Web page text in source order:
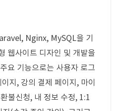
Nginx, MySQL을 기
웹사이트 디자인 및 개발을
요 기능으로는 사용자 로그
지, 강의 결제 페이지, 마이
불신청, 내 정보 수정, 1:1